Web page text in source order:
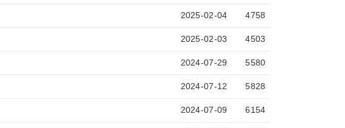
2025-02-04 4758
2025-02-03 4503
2024-07-29 5580
2024-07-12 5828
2024-07-09 6154